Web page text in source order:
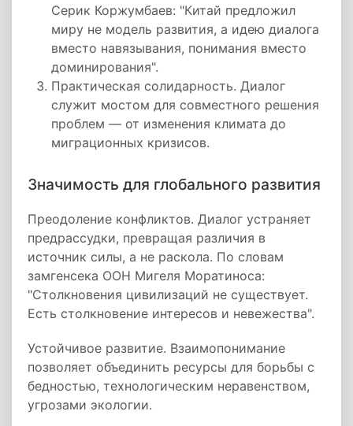
Серик Коржумбаев: "Китай предложил
миру не модель развития, а идею диалога
вместо навязывания, понимания вместо
доминирования".
Практическая солидарность. Диалог
служит мостом для совместного решения
проблем — от изменения климата до
миграционных кризисов.
Значимость для глобального развития
Преодоление конфликтов. Диалог устраняет
предрассудки, превращая различия в
источник силы, а не раскола. По словам
замгенсека ООН Мигеля Моратиноса:
"Столкновения цивилизаций не существует.
Есть столкновение интересов и невежества".
Устойчивое развитие. Взаимопонимание
позволяет объединить ресурсы для борьбы с
бедностью, технологическим неравенством,
угрозами экологии.